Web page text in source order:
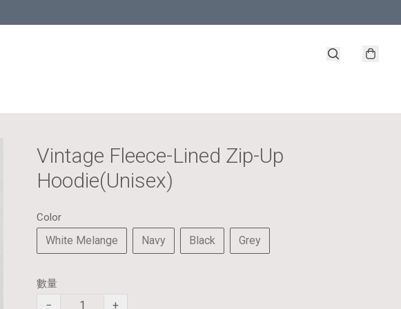
Vintage Fleece-Lined Zip-Up
Hoodie(Unisex)
Color
White Melange Navy Black Grey
數量
− +